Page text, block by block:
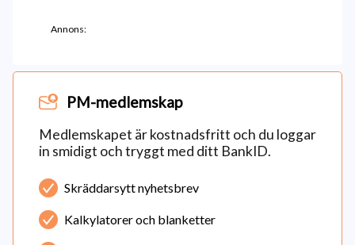
Annons:
PM-medlemskap
Medlemskapet är kostnadsfritt och du loggar
in smidigt och tryggt med ditt BankID.
Skräddarsytt nyhetsbrev
Kalkylatorer och blanketter